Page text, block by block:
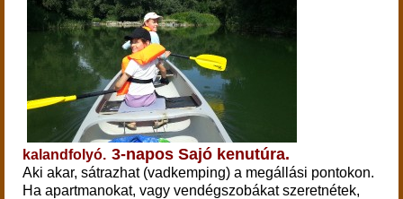
kalandfolyó. 3-napos Sajó kenutúra.
Aki akar, sátrazhat (vadkemping) a megállási pontokon.
Ha apartmanokat, vagy vendégszobákat szeretnétek,